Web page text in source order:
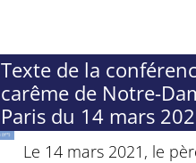
Texte de la
carême de Notre-
Paris du 14 mars
Le 14 mars 2021, le